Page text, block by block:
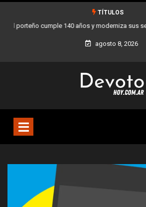
TÍTULOS
Buenos Aires sumó 12 nuevos Bares
Ciudad
agosto 8, 2026